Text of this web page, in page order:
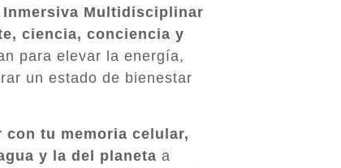
Inmersiva Multidisciplinar
ciencia, conciencia y
para elevar la energía,
un estado de bienestar
con tu memoria celular,
y la del planeta a